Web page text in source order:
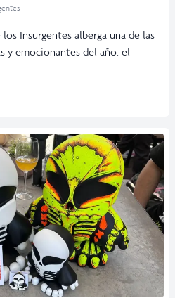
Insurgentes alberga una de las
y emocionantes del año: el